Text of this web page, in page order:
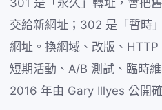
301 是「永久」轉址，會把
交給新網址；302 是「暫時
網址。換網域、改版、
短期活動、A/B 測試、臨時
2016 年由 Gary Illyes 公開